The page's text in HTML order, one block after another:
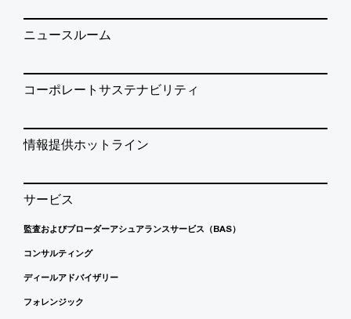
ニュースルーム
コーポレートサステナビリティ
情報提供ホットライン
サービス
監査およびブローダーアシュアランスサービス（BAS）
コンサルティング
ディールアドバイザリー
フォレンジック